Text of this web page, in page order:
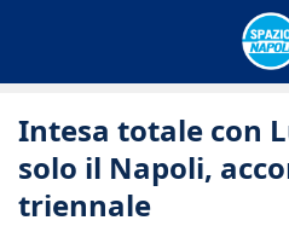
Intesa totale con
solo il Napoli,
triennale